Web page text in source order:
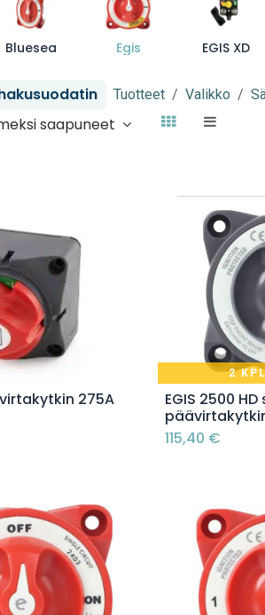
Bluesea Egis EGIS XD
Tuotteet Valikko
saapuneet
ostoskoriin275A
2
EGIS 2500
115,40 €